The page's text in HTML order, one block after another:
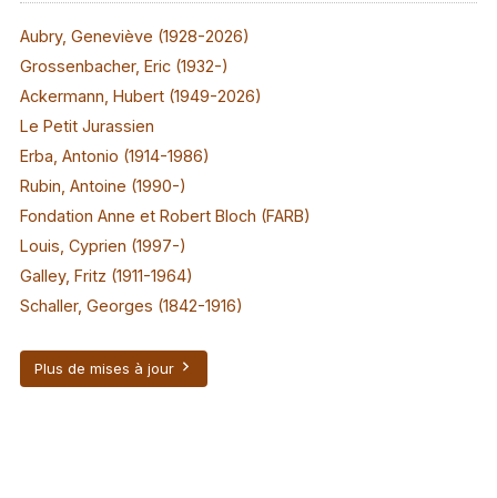
Aubry, Geneviève (1928-2026)
Grossenbacher, Eric (1932-)
Ackermann, Hubert (1949-2026)
Le Petit Jurassien
Erba, Antonio (1914-1986)
Rubin, Antoine (1990-)
Fondation Anne et Robert Bloch (FARB)
Louis, Cyprien (1997-)
Galley, Fritz (1911-1964)
Schaller, Georges (1842-1916)
Plus de mises à jour